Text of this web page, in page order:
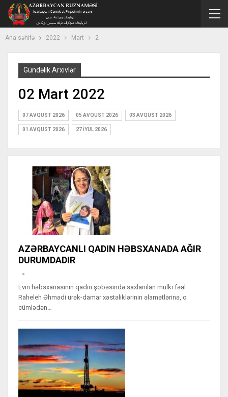
Ana səhifə 2022 Mart 2
Gündəlik Arxivlər
02 Mart 2022
07 AVQUST 2026 05 AVQUST 2026 03 AVQUST 2026
01 AVQUST 2026 27 İYUL 2026
AZƏRBAYCANLI QADIN HƏBSXANADA AĞIR
DURUMDADIR
Evin həbsxanasının qadın şöbəsində saxlanılan mülki fəal
Raheleh Əhmədi ürək-damar xəstəliklərinin əlamətlərinə, o
cümlədən…